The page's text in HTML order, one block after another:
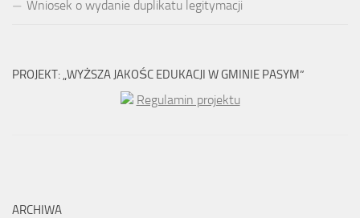
Wniosek o wydanie duplikatu legitymacji
PROJEKT: „WYŻSZA JAKOŚC EDUKACJI W GMINIE PASYM”
Regulamin projektu
ARCHIWA